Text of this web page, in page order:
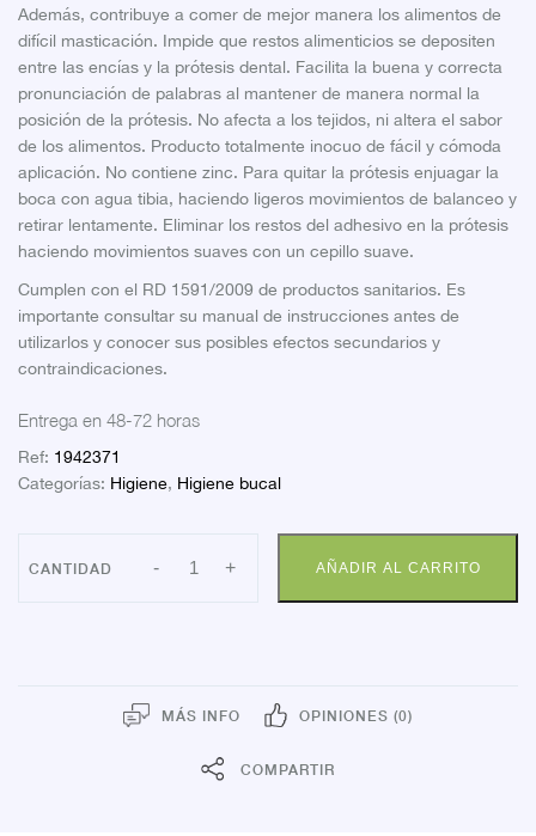
Además, contribuye a comer de mejor manera los alimentos de
difícil masticación. Impide que restos alimenticios se depositen
entre las encías y la prótesis dental. Facilita la buena y correcta
pronunciación de palabras al mantener de manera normal la
posición de la prótesis. No afecta a los tejidos, ni altera el sabor
de los alimentos. Producto totalmente inocuo de fácil y cómoda
aplicación. No contiene zinc. Para quitar la prótesis enjuagar la
boca con agua tibia, haciendo ligeros movimientos de balanceo y
retirar lentamente. Eliminar los restos del adhesivo en la prótesis
haciendo movimientos suaves con un cepillo suave.
Cumplen con el RD 1591/2009 de productos sanitarios. Es
importante consultar su manual de instrucciones antes de
utilizarlos y conocer sus posibles efectos secundarios y
contraindicaciones.
Entrega en 48-72 horas
Ref: 1942371
Categorías: Higiene, Higiene bucal
- NOVAFIX
MAS + AÑADIR AL CARRITO
MÁS INFO OPINIONES (0)
COMPARTIR